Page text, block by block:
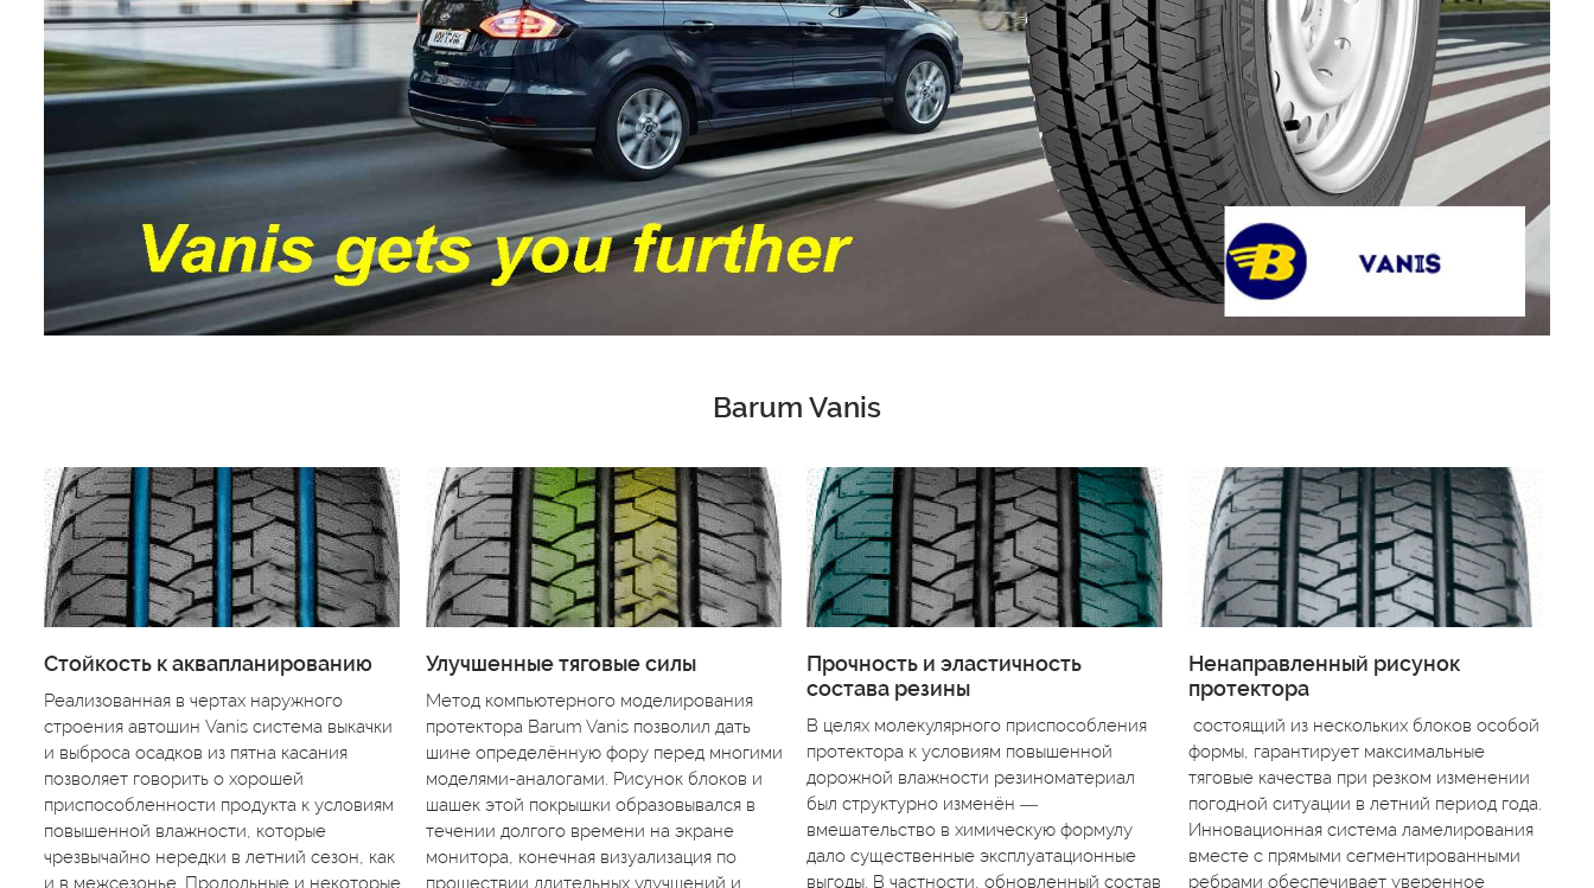
Barum Vanis
Стойкость к аквапланированию
Реализованная в чертах наружного
строения автошин Vanis система выкачки
и выброса осадков из пятна касания
позволяет говорить о хорошей
приспособленности продукта к условиям
повышенной влажности, которые
чрезвычайно нередки в летний сезон, как
и в межсезонье. Продольные и некоторые
Улучшенные тяговые силы
Метод компьютерного моделирования
протектора Barum Vanis позволил дать
шине определённую фору перед многими
моделями-аналогами. Рисунок блоков и
шашек этой покрышки образовывался в
течении долгого времени на экране
монитора, конечная визуализация по
прошествии длительных улучшений и
Прочность и эластичность
состава резины
В целях молекулярного приспособления
протектора к условиям повышенной
дорожной влажности резиноматериал
был структурно изменён —
вмешательство в химическую формулу
дало существенные эксплуатационные
выгоды. В частности, обновленный состав
Ненаправленный рисунок
протектора
состоящий из нескольких блоков особой
формы, гарантирует максимальные
тяговые качества при резком изменении
погодной ситуации в летний период года.
Инновационная система ламелирования
вместе с прямыми сегментированными
ребрами обеспечивает уверенное